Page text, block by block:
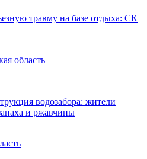
травму на базе отдыха: СК
область
водозабора: жители
и ржавчины